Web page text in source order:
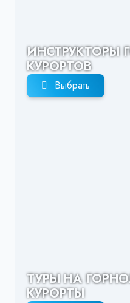
КУРОРТОВ
Выбрать
ТУРЫ НА
КУРОРТЫ